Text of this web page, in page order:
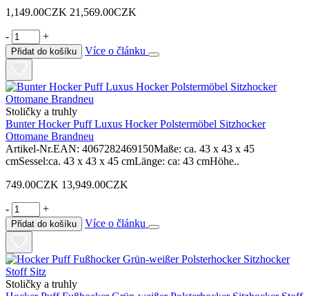
1,149.00CZK 21,569.00CZK
- +
Přidat do košíku Více o článku
Stoličky a truhly
Bunter Hocker Puff Luxus Hocker Polstermöbel Sitzhocker
Ottomane Brandneu
Artikel-Nr.EAN: 4067282469150Maße: ca. 43 x 43 x 45
cmSessel:ca. 43 x 43 x 45 cmLänge: ca: 43 cmHöhe..
749.00CZK 13,949.00CZK
- +
Přidat do košíku Více o článku
Stoličky a truhly